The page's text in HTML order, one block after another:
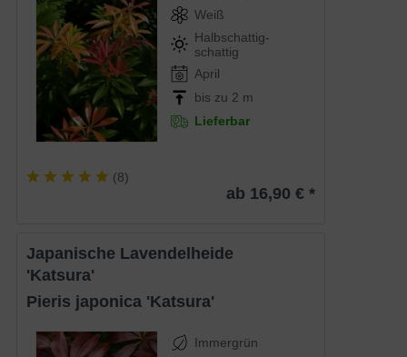
Weiß
Halbschattig-
schattig
April
bis zu 2 m
Lieferbar
(8)
ab 16,90 € *
Japanische Lavendelheide
'Katsura'
Pieris japonica 'Katsura'
Immergrün